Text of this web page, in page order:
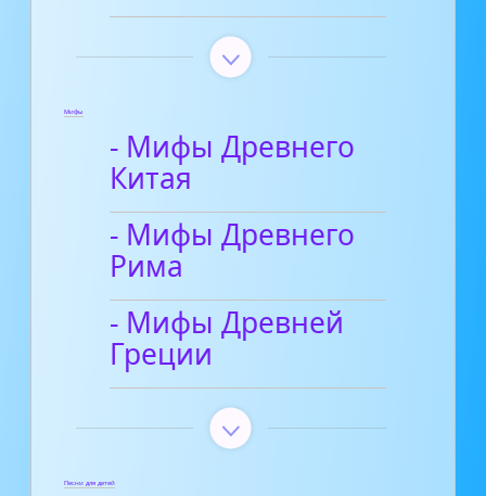
Мифы
- Мифы Древнего
Китая
- Мифы Древнего
Рима
- Мифы Древней
Греции
Песни для детей